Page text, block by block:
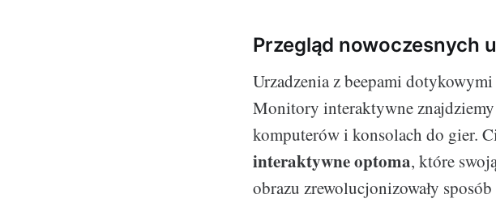
Przegląd nowoczesnych
Urzadzenia z beepami
Monitory interaktywne znajdziemy
komputerów i konsolach do gier.
interaktywne optoma, które
obrazu zrewolucjonizowały